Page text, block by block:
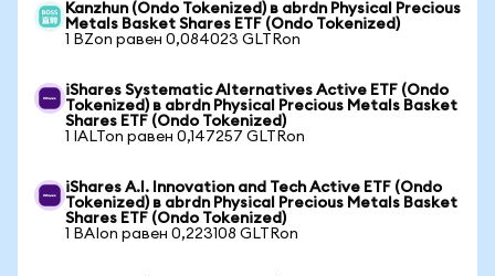
Kanzhun (Ondo Tokenized) в abrdn Physical Precious
Metals Basket Shares ETF (Ondo Tokenized)
1 BZon равен 0,084023 GLTRon
iShares Systematic Alternatives Active ETF (Ondo
Tokenized) в abrdn Physical Precious Metals Basket
Shares ETF (Ondo Tokenized)
1 IALTon равен 0,147257 GLTRon
iShares A.I. Innovation and Tech Active ETF (Ondo
Tokenized) в abrdn Physical Precious Metals Basket
Shares ETF (Ondo Tokenized)
1 BAIon равен 0,223108 GLTRon